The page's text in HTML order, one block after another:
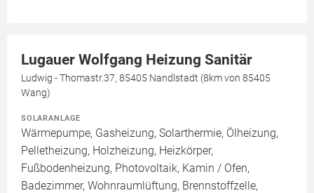
Lugauer Wolfgang Heizung Sanitär
Ludwig - Thomastr.37, 85405 Nandlstadt (8km von 85405
Wang)
SOLARANLAGE
Wärmepumpe, Gasheizung, Solarthermie, Ölheizung,
Pelletheizung, Holzheizung, Heizkörper,
Fußbodenheizung, Photovoltaik, Kamin / Ofen,
Badezimmer, Wohnraumlüftung, Brennstoffzelle,